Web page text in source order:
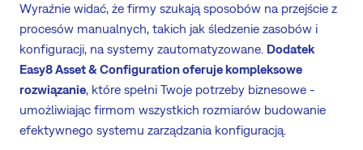
Wyraźnie widać, że firmy szukają sposobów na przejście z
procesów manualnych, takich jak śledzenie zasobów i
konfiguracji, na systemy zautomatyzowane. Dodatek
Easy8 Asset & Configuration oferuje kompleksowe
rozwiązanie, które spełni Twoje potrzeby biznesowe -
umożliwiając firmom wszystkich rozmiarów budowanie
efektywnego systemu zarządzania konfiguracją.